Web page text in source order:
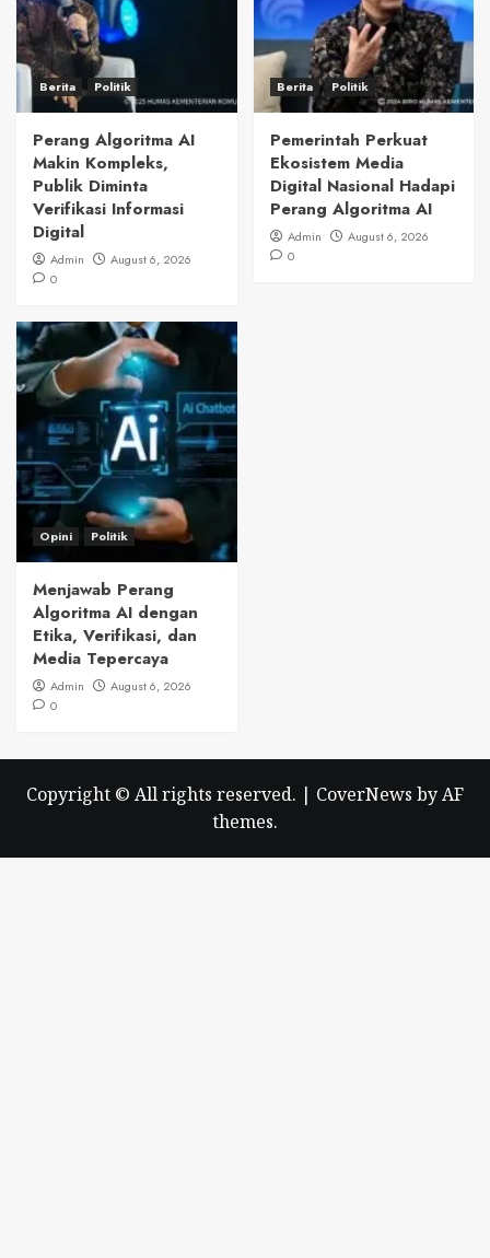
Berita Politik
Perang Algoritma AI
Makin Kompleks,
Publik Diminta
Verifikasi Informasi
Digital
Admin
August 6, 2026
0
Berita Politik
Pemerintah Perkuat
Ekosistem Media
Digital Nasional Hadapi
Perang Algoritma AI
Admin
August 6, 2026
0
Opini Politik
Menjawab Perang
Algoritma AI dengan
Etika, Verifikasi, dan
Media Tepercaya
Admin
August 6, 2026
0
Copyright © All rights reserved. | CoverNews by AF
themes.